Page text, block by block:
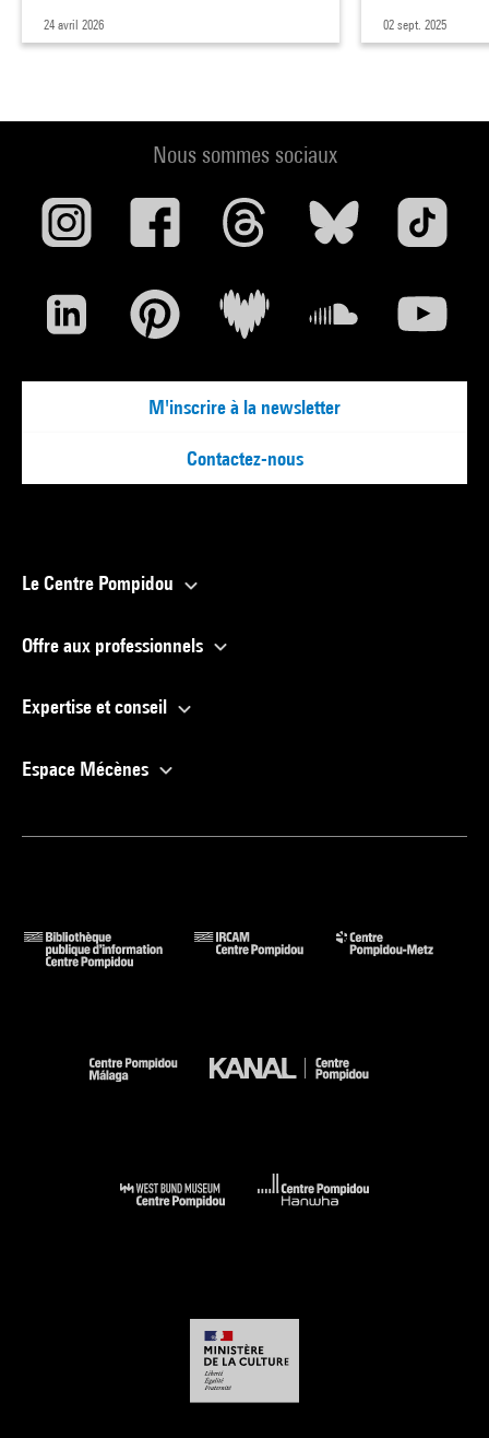
24 avril 2026 02 sept. 2025
Nous sommes sociaux
M'inscrire à la newsletter
Contactez-nous
Le Centre Pompidou
Offre aux professionnels
Expertise et conseil
Espace Mécènes